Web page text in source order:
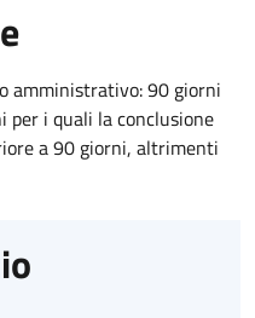
amministrativo: 90 giorni
per i quali la conclusione
a 90 giorni, altrimenti